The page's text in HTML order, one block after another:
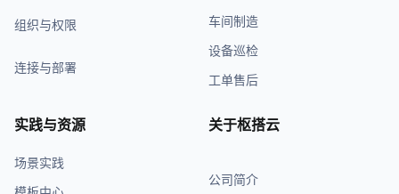
组织与权限
连接与部署
车间制造
设备巡检
工单售后
实践与资源
场景实践
关于枢搭云
公司简介